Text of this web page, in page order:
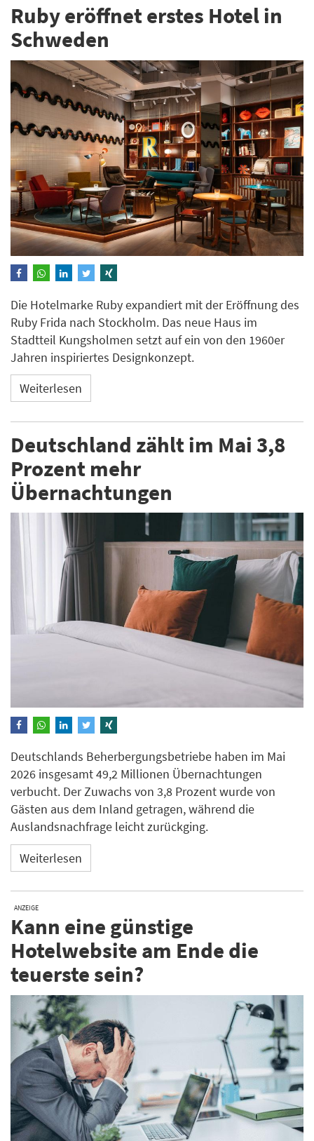
Ruby eröffnet erstes Hotel in
Schweden
Die Hotelmarke Ruby expandiert mit der Eröffnung des
Ruby Frida nach Stockholm. Das neue Haus im
Stadtteil Kungsholmen setzt auf ein von den 1960er
Jahren inspiriertes Designkonzept.
Weiterlesen
Deutschland zählt im Mai 3,8
Prozent mehr
Übernachtungen
Deutschlands Beherbergungsbetriebe haben im Mai
2026 insgesamt 49,2 Millionen Übernachtungen
verbucht. Der Zuwachs von 3,8 Prozent wurde von
Gästen aus dem Inland getragen, während die
Auslandsnachfrage leicht zurückging.
Weiterlesen
ANZEIGE
Kann eine günstige
Hotelwebsite am Ende die
teuerste sein?